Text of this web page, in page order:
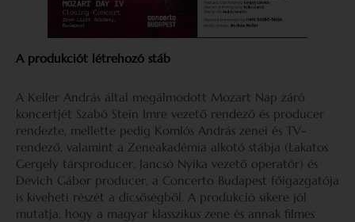
A produkciót létrehozó stáb
A Keller András által megálmodott Mozart Nap záró
koncertjét Szabó Stein Imre vezető rendező és producer
rendezte, mellette pedig Komlós András zenei és TV-
rendező, valamint a Zeneakadémia alkotó stábja (Lakatos
Gergely társproducer, Jancsó Nyika vezető operatőr) és
Devich Gábor producer, a Concerto Budapest főigazgatója
is kiveheti részét a dicsőségből. A produkció sikere jól
mutatja, hogy a magyar klasszikus zene és annak filmes